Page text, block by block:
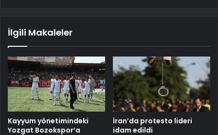
İlgili Makaleler
Kayyum yönetimindeki
Yozgat Bozokspor’a
İran’da protesto lideri
idam edildi